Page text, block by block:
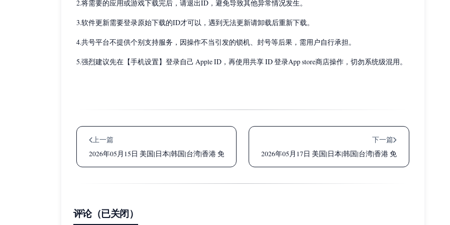
2.将需要的应用或游戏下载完后，请退出ID，避免导致其他异常情况发生。
3.软件更新需要登录原始下载的ID才可以，遇到无法更新请卸载后重新下载。
4.共号平台不提供个别支持服务，因操作不当引发的锁机、封号等后果，需用户自行承担。
5.强烈建议先在【手机设置】登录自己 Apple ID，再使用共享 ID 登录App store商店操作，切勿系统级混用。
上一篇
2026年05月15日 美国|日本|韩国|台湾|香港 免费Apple ID共享账号密码大全
下一篇
2026年05月17日 美国|日本|韩国|台湾|香港 免费Apple ID共享
评论（已关闭）